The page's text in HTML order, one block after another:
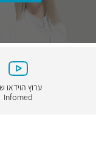
ערוץ הוידאו
Infomed